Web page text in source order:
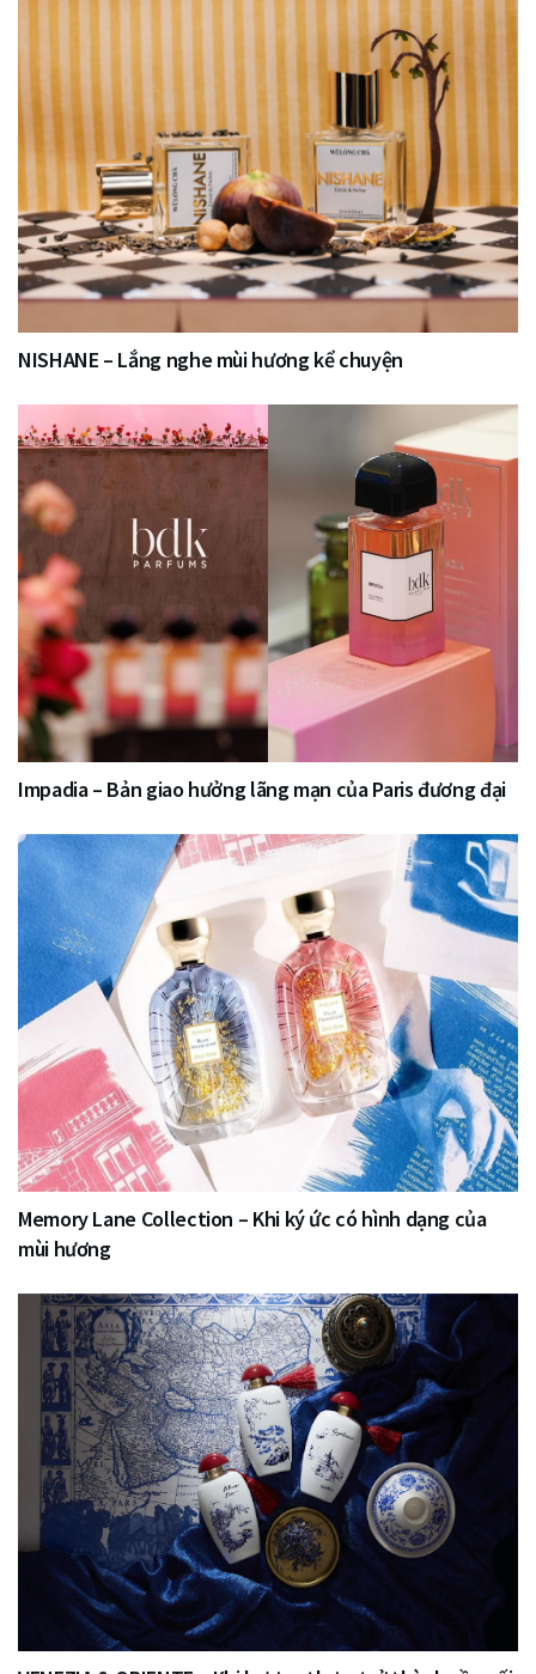
NISHANE – Lắng nghe mùi hương kể chuyện
Impadia – Bản giao hưởng lãng mạn của Paris đương đại
Memory Lane Collection – Khi ký ức có hình dạng của
mùi hương